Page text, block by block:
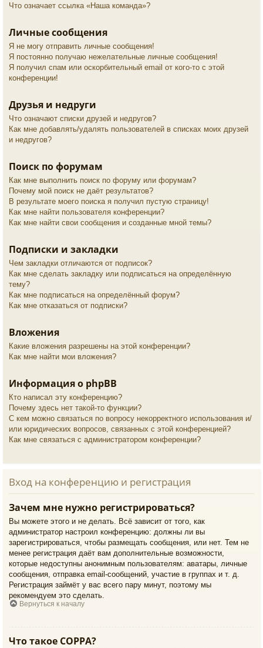
Что означает ссылка «Наша команда»?
Личные сообщения
Я не могу отправить личные сообщения!
Я постоянно получаю нежелательные личные сообщения!
Я получил спам или оскорбительный email от кого-то с этой
конференции!
Друзья и недруги
Что означают списки друзей и недругов?
Как мне добавлять/удалять пользователей в списках моих друзей
и недругов?
Поиск по форумам
Как мне выполнить поиск по форуму или форумам?
Почему мой поиск не даёт результатов?
В результате моего поиска я получил пустую страницу!
Как мне найти пользователя конференции?
Как мне найти свои сообщения и созданные мной темы?
Подписки и закладки
Чем закладки отличаются от подписок?
Как мне сделать закладку или подписаться на определённую
тему?
Как мне подписаться на определённый форум?
Как мне отказаться от подписки?
Вложения
Какие вложения разрешены на этой конференции?
Как мне найти мои вложения?
Информация о phpBB
Кто написал эту конференцию?
Почему здесь нет такой-то функции?
С кем можно связаться по вопросу некорректного использования и/
или юридических вопросов, связанных с этой конференцией?
Как мне связаться с администратором конференции?
Вход на конференцию и регистрация
Зачем мне нужно регистрироваться?
Вы можете этого и не делать. Всё зависит от того, как
администратор настроил конференцию: должны ли вы
зарегистрироваться, чтобы размещать сообщения, или нет. Тем не
менее регистрация даёт вам дополнительные возможности,
которые недоступны анонимным пользователям: аватары, личные
сообщения, отправка email-сообщений, участие в группах и т. д.
Регистрация займёт у вас всего пару минут, поэтому мы
рекомендуем это сделать.
Вернуться к началу
Что такое COPPA?